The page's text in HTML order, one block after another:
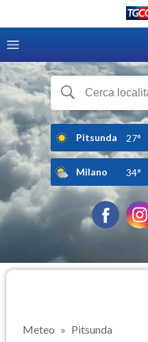
Pitsunda 27°
Milano 34°
Meteo Pitsunda